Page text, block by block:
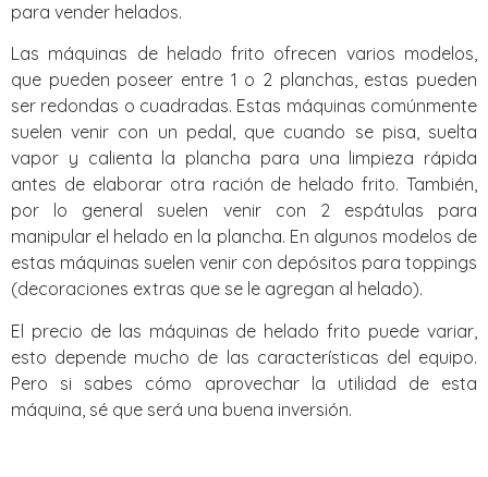
para vender helados.
Las máquinas de helado frito ofrecen varios modelos,
que pueden poseer entre 1 o 2 planchas, estas pueden
ser redondas o cuadradas. Estas máquinas comúnmente
suelen venir con un pedal, que cuando se pisa, suelta
vapor y calienta la plancha para una limpieza rápida
antes de elaborar otra ración de helado frito. También,
por lo general suelen venir con 2 espátulas para
manipular el helado en la plancha. En algunos modelos de
estas máquinas suelen venir con depósitos para toppings
(decoraciones extras que se le agregan al helado).
El precio de las máquinas de helado frito puede variar,
esto depende mucho de las características del equipo.
Pero si sabes cómo aprovechar la utilidad de esta
máquina, sé que será una buena inversión.